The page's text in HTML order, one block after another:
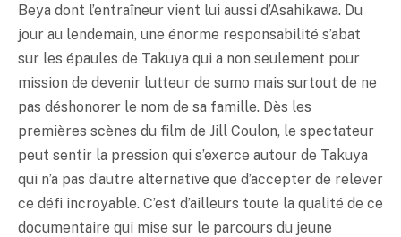
Beya dont l’entraîneur vient lui aussi d’Asahikawa. Du
jour au lendemain, une énorme responsabilité s’abat
sur les épaules de Takuya qui a non seulement pour
mission de devenir lutteur de sumo mais surtout de ne
pas déshonorer le nom de sa famille. Dès les
premières scènes du film de Jill Coulon, le spectateur
peut sentir la pression qui s’exerce autour de Takuya
qui n’a pas d’autre alternative que d’accepter de relever
ce défi incroyable. C’est d’ailleurs toute la qualité de ce
documentaire qui mise sur le parcours du jeune